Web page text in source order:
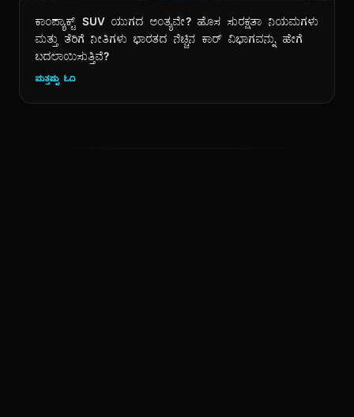
ಕಾಂಪ್ಯಾಕ್ಟ್ SUV ಯುಗದ ಅಂತ್ಯವೇ? ಹೊಸ ಸುರಕ್ಷತಾ ನಿಯಮಗಳು
ಮತ್ತು ತೆರಿಗೆ ನೀತಿಗಳು ಭಾರತದ ನೆಚ್ಚಿನ ಕಾರ್ ವಿಭಾಗವನ್ನು ಹೇಗೆ
ಬದಲಾಯಿಸುತ್ತಿವೆ?
ಮತ್ತಷ್ಟು ಓದಿ